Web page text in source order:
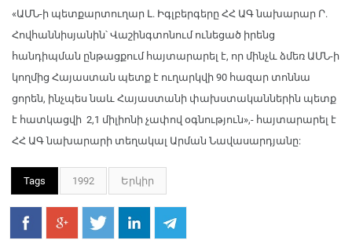
«ԱՄՆ-ի պետքարտուղար Լ. Իգլբերգերը ՀՀ ԱԳ նախարար Ր.
Հովհաննիսյանին՝ Վաշինգտոնում ունեցած իրենց
հանդիպման ընթացքում հայտարարել է, որ մինչև ձմեռ ԱՄՆ-ի
կողմից Հայաստան պետք է ուղարկվի 90 հազար տոննա
ցորեն, ինչպես նաև Հայաստանի փախստականներին պետք
է հատկացվի 2,1 միլիոնի չափով օգնություն»,- հայտարարել է
ՀՀ ԱԳ նախարարի տեղակալ Արման Նավասարդյանը:
Tags 1992 Երկիր